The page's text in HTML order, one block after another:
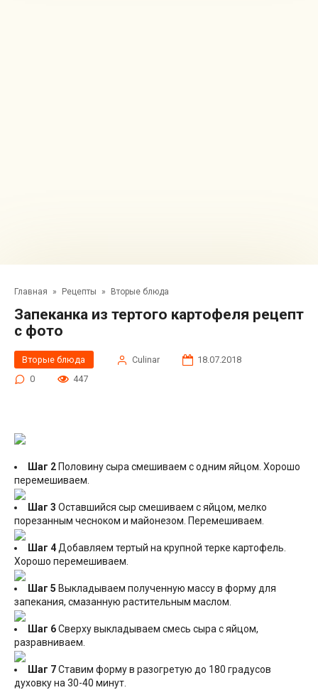
Главная » Рецепты » Вторые блюда
Запеканка из тертого картофеля рецепт
с фото
Вторые блюда Сulinar
18.07.2018
0
447
Шаг 2 Половину сыра смешиваем с одним яйцом. Хорошо
перемешиваем.
Шаг 3 Оставшийся сыр смешиваем с яйцом, мелко
порезанным чесноком и майонезом. Перемешиваем.
Шаг 4 Добавляем тертый на крупной терке картофель.
Хорошо перемешиваем.
Шаг 5 Выкладываем полученную массу в форму для
запекания, смазанную растительным маслом.
Шаг 6Сверху выкладываем смесь сыра с яйцом,
разравниваем.
Шаг 7Ставим форму в разогретую до 180 градусов
духовку на 30-40 минут.